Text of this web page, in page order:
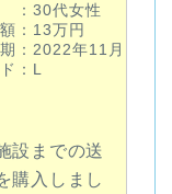
：30代女性
：13万円
：2022年11月
：L
設までの送
購入しまし